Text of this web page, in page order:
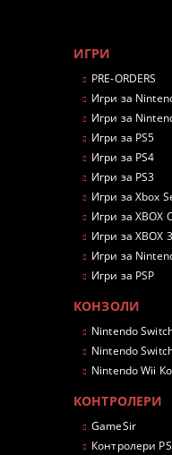
ИГРИ
PRE-ORDERS
Игри за
Игри за
Игри за PS5
Игри за PS4
Игри за PS3
Игри за Xbox
Игри за XBOX
Игри за XBOX
Игри за
Игри за PSP
КОНЗОЛИ
Nintendo
Nintendo
Nintendo Wii
КОНТРОЛЕРИ
GameSir
Контролери